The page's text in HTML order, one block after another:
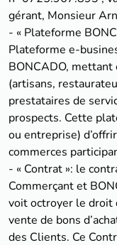
gérant, Monsieur
- « Plateforme
Plateforme e-
BONCADO, mettant
(artisans,
prestataires de
prospects. Cette
ou entreprise)
commerces
- « Contrat »: le
Commerçant et
voit octroyer le droit
vente de bons
des Clients. Ce